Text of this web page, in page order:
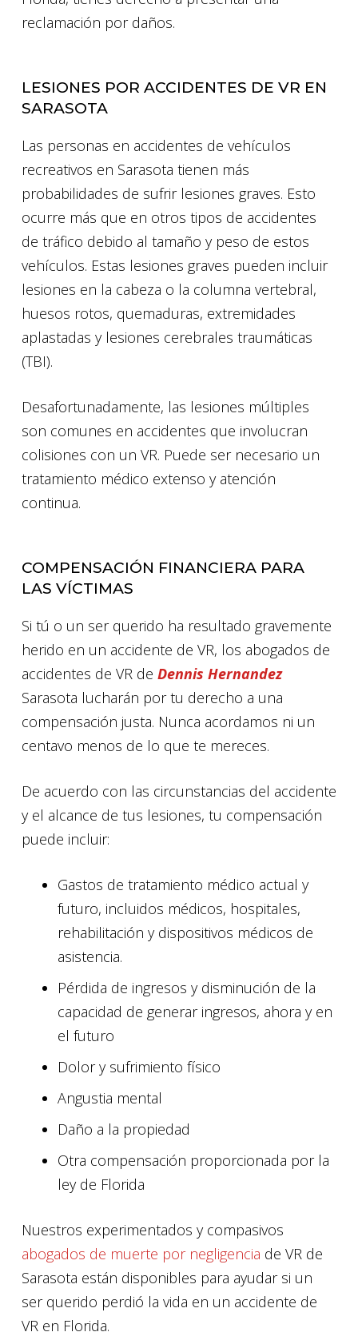
reclamación por daños.
LESIONES POR ACCIDENTES DE VR EN
SARASOTA
Las personas en accidentes de vehículos
recreativos en Sarasota tienen más
probabilidades de sufrir lesiones graves. Esto
ocurre más que en otros tipos de accidentes
de tráfico debido al tamaño y peso de estos
vehículos. Estas lesiones graves pueden incluir
lesiones en la cabeza o la columna vertebral,
huesos rotos, quemaduras, extremidades
aplastadas y lesiones cerebrales traumáticas
(TBI).
Desafortunadamente, las lesiones múltiples
son comunes en accidentes que involucran
colisiones con un VR. Puede ser necesario un
tratamiento médico extenso y atención
continua.
COMPENSACIÓN FINANCIERA PARA
LAS VÍCTIMAS
Si tú o un ser querido ha resultado gravemente
herido en un accidente de VR, los abogados de
accidentes de VR de Dennis Hernandez
Sarasota lucharán por tu derecho a una
compensación justa. Nunca acordamos ni un
centavo menos de lo que te mereces.
De acuerdo con las circunstancias del accidente
y el alcance de tus lesiones, tu compensación
puede incluir:
Gastos de tratamiento médico actual y
futuro, incluidos médicos, hospitales,
rehabilitación y dispositivos médicos de
asistencia.
Pérdida de ingresos y disminución de la
capacidad de generar ingresos, ahora y en
el futuro
Dolor y sufrimiento físico
Angustia mental
Daño a la propiedad
Otra compensación proporcionada por la
ley de Florida
Nuestros experimentados y compasivos
abogados de muerte por negligencia de VR de
Sarasota están disponibles para ayudar si un
ser querido perdió la vida en un accidente de
VR en Florida.